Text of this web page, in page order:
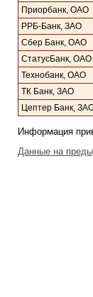
Приорбанк, ОАО
РРБ-Банк, ЗАО
Сбер Банк, ОАО
СтатусБанк, ОАО
Технобанк, ОАО
ТК Банк, ЗАО
Цептер Банк,
Информация
Данные на